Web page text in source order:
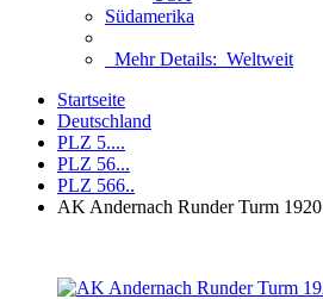
Südamerika
Mehr Details: Weltweit
Startseite
Deutschland
PLZ 5....
PLZ 56...
PLZ 566..
AK Andernach Runder Turm 1920